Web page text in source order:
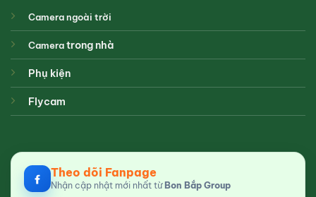
Camera ngoài trời
Cameratrong nhà
Phụ kiện
Flycam
Theo dõi Fanpage
Nhận cập nhật mới nhất từBon Bắp Group